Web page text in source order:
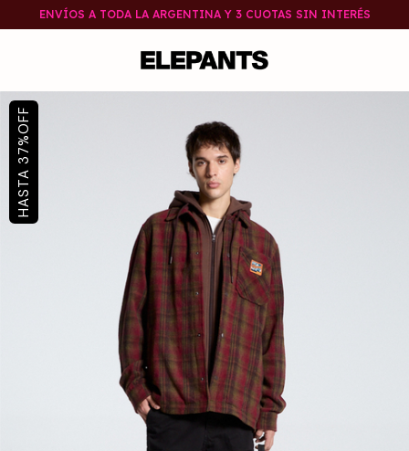
ENVÍOS A TODA LA ARGENTINA Y 3 CUOTAS SIN INTERÉS
37
%
OFF